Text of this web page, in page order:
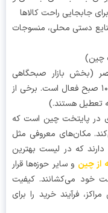
راحت کالاها
محلی، منسوجات
عصر (بخش بازار صبحگاهی
ساعت ۴:۳۰ صبح تا ۱۰:۰۰ صبح فعال است. برخی از
هستند.)
پایتخت چین است که
معروفی مثل
که در لیست بهترین
و سایر حوزه‌ها قرار
می‌کشانند. کیفیت
خرید را برای